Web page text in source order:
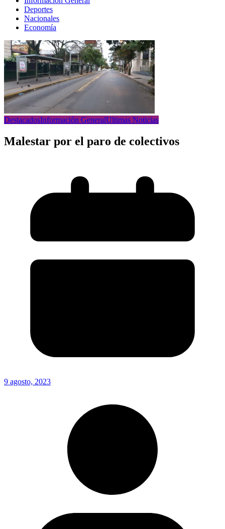
Deportes
Nacionales
Economía
DestacadosInformación GeneralUltimas Noticias
Malestar por el paro de colectivos
9 agosto, 2023